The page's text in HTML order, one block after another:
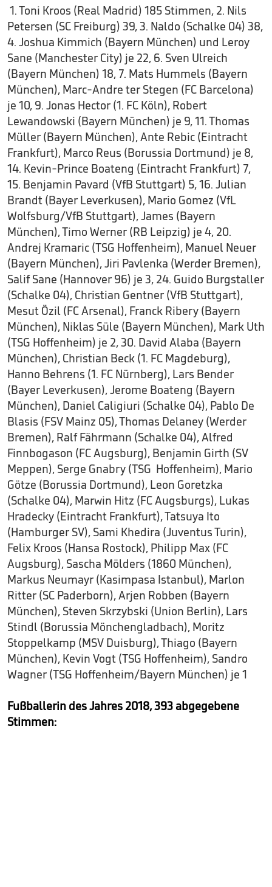
1. Toni Kroos (Real Madrid) 185 Stimmen, 2. Nils
Petersen (SC Freiburg) 39, 3. Naldo (Schalke 04) 38,
4. Joshua Kimmich (Bayern München) und Leroy
Sane (Manchester City) je 22, 6. Sven Ulreich
(Bayern München) 18, 7. Mats Hummels (Bayern
München), Marc-Andre ter Stegen (FC Barcelona)
je 10, 9. Jonas Hector (1. FC Köln), Robert
Lewandowski (Bayern München) je 9, 11. Thomas
Müller (Bayern München), Ante Rebic (Eintracht
Frankfurt), Marco Reus (Borussia Dortmund) je 8,
14. Kevin-Prince Boateng (Eintracht Frankfurt) 7,
15. Benjamin Pavard (VfB Stuttgart) 5, 16. Julian
Brandt (Bayer Leverkusen), Mario Gomez (VfL
Wolfsburg/VfB Stuttgart), James (Bayern
München), Timo Werner (RB Leipzig) je 4, 20.
Andrej Kramaric (TSG Hoffenheim), Manuel Neuer
(Bayern München), Jiri Pavlenka (Werder Bremen),
Salif Sane (Hannover 96) je 3, 24. Guido Burgstaller
(Schalke 04), Christian Gentner (VfB Stuttgart),
Mesut Özil (FC Arsenal), Franck Ribery (Bayern
München), Niklas Süle (Bayern München), Mark Uth
(TSG Hoffenheim) je 2, 30. David Alaba (Bayern
München), Christian Beck (1. FC Magdeburg),
Hanno Behrens (1. FC Nürnberg), Lars Bender
(Bayer Leverkusen), Jerome Boateng (Bayern
München), Daniel Caligiuri (Schalke 04), Pablo De
Blasis (FSV Mainz 05), Thomas Delaney (Werder
Bremen), Ralf Fährmann (Schalke 04), Alfred
Finnbogason (FC Augsburg), Benjamin Girth (SV
Meppen), Serge Gnabry (TSG Hoffenheim), Mario
Götze (Borussia Dortmund), Leon Goretzka
(Schalke 04), Marwin Hitz (FC Augsburgs), Lukas
Hradecky (Eintracht Frankfurt), Tatsuya Ito
(Hamburger SV), Sami Khedira (Juventus Turin),
Felix Kroos (Hansa Rostock), Philipp Max (FC
Augsburg), Sascha Mölders (1860 München),
Markus Neumayr (Kasimpasa Istanbul), Marlon
Ritter (SC Paderborn), Arjen Robben (Bayern
München), Steven Skrzybski (Union Berlin), Lars
Stindl (Borussia Mönchengladbach), Moritz
Stoppelkamp (MSV Duisburg), Thiago (Bayern
München), Kevin Vogt (TSG Hoffenheim), Sandro
Wagner (TSG Hoffenheim/Bayern München) je 1
Fußballerin des Jahres 2018, 393 abgegebene
Stimmen: